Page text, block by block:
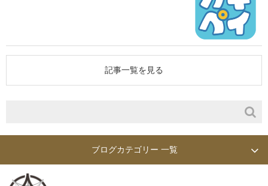
記事一覧を見る
ブログカテゴリー 一覧